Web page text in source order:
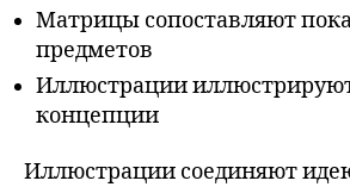
Матрицы сопоставляют
предметов
Иллюстрации
концепции
Иллюстрации соединяют